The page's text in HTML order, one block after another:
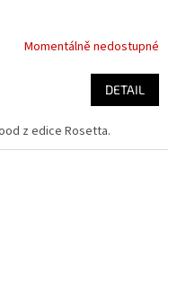
Momentálně nedostupné
DETAIL
z edice Rosetta.